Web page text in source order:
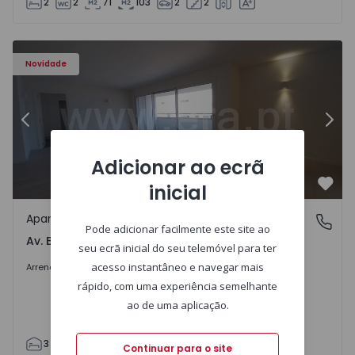
Novidade
Apartamento T3 Porto, Av. Boavista - 1575472 - 5
Anterior
Av. Boavista, Porto
Apartamento
Av. Boavista, Porto
Arrendar 2.300 €/mês
3 142 2 4
Adicionar ao ecrã
inicial
Pode adicionar facilmente este site ao
seu ecrã inicial do seu telemóvel para ter
acesso instantâneo e navegar mais
rápido, com uma experiência semelhante
ao de uma aplicação.
Continuar para o site